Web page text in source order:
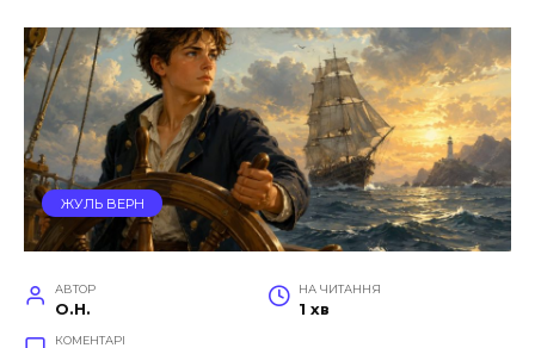
ЖУЛЬ ВЕРН
АВТОР
O.H.
НА ЧИТАННЯ
1 хв
КОМЕНТАРІ